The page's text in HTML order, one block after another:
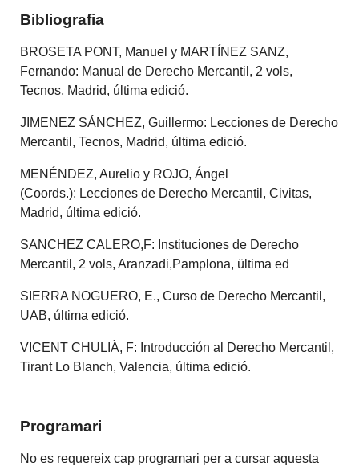
Bibliografia
BROSETA PONT, Manuel y MARTÍNEZ SANZ,
Fernando: Manual de Derecho Mercantil, 2 vols,
Tecnos, Madrid, última edició.
JIMENEZ SÁNCHEZ, Guillermo: Lecciones de Derecho
Mercantil, Tecnos, Madrid, última edició.
MENÉNDEZ, Aurelio y ROJO, Ángel
(Coords.): Lecciones de Derecho Mercantil, Civitas,
Madrid, última edició.
SANCHEZ CALERO,F: Instituciones de Derecho
Mercantil, 2 vols, Aranzadi,Pamplona, ültima ed
SIERRA NOGUERO, E., Curso de Derecho Mercantil,
UAB, última edició.
VICENT CHULIÀ, F: Introducción al Derecho Mercantil,
Tirant Lo Blanch, Valencia, última edició.
Programari
No es requereix cap programari per a cursar aquesta